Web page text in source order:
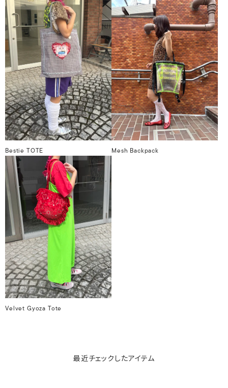
Bestie TOTE Mesh Backpack
Velvet Gyoza Tote
最近チェックしたアイテム